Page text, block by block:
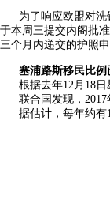
为了响应欧盟对
于本周三提交内阁批
三个月内递交的护照
塞浦路斯移民比例
根据去年12月18
联合国发现，
据估计，每年约有